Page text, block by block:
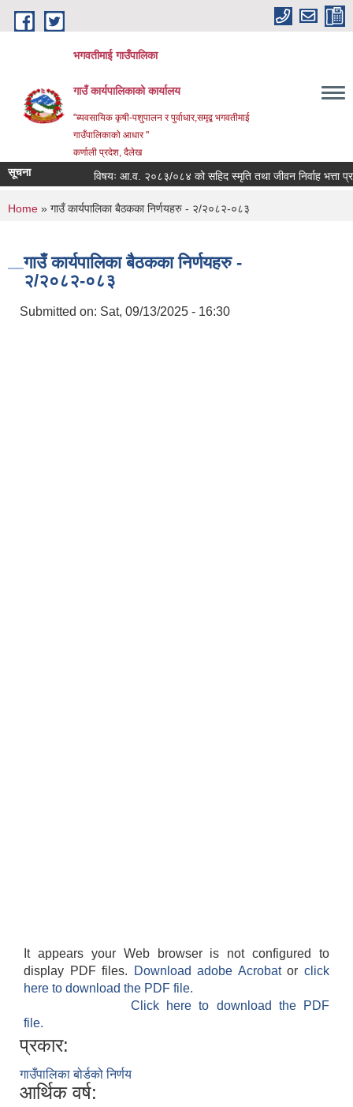
Skip to main content
भगवतीमाई गाउँपालिका
गाउँ कार्यपालिकाको कार्यालय
"ब्यवसायिक कृषी-पशुपालन र पुर्वाधार,समृद्ब भगवतीमाई
गाउँपालिकाको आधार "
कर्णाली प्रदेश, दैलेख
सूचना विषयः आ.व. २०८३/०८४ को सहिद स्मृति तथा जीवन निर्वाह भत्ता
You are here
Home » गाउँ कार्यपालिका बैठकका निर्णयहरु - २/२०८२-०८३
गाउँ कार्यपालिका बैठकका निर्णयहरु -
२/२०८२-०८३
Submitted on: Sat, 09/13/2025 - 16:30
It appears your Web browser is not configured to
display PDF files.
Download adobe Acrobatorclick
here to download the PDF file.
Click here to download the PDF
file.
प्रकार:
गाउँपालिका बोर्डको निर्णय
आर्थिक वर्ष: